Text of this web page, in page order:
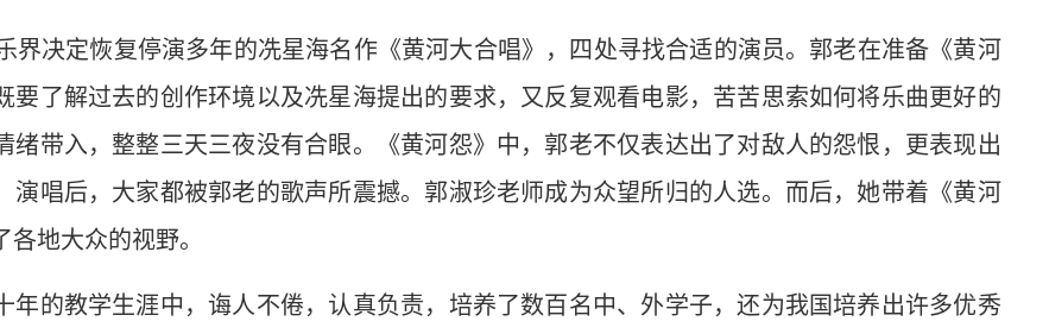
界决定恢复停演多年的冼星海名作《黄河大合唱》，四处寻找合适的演员。郭老在准备《黄河
要了解过去的创作环境以及冼星海提出的要求，又反复观看电影，苦苦思索如何将乐曲更好的
绪带入，整整三天三夜没有合眼。《黄河怨》中，郭老不仅表达出了对敌人的怨恨，更表现出
演唱后，大家都被郭老的歌声所震撼。郭淑珍老师成为众望所归的人选。而后，她带着《黄河
地大众的视野。
年的教学生涯中，诲人不倦，认真负责，培养了数百名中、外学子，还为我国培养出许多优秀